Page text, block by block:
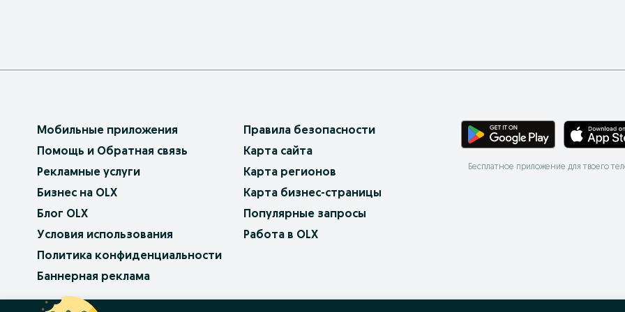
Мобильные приложения
Помощь и Обратная связь
Рекламные услуги
Бизнес на OLX
Блог OLX
Условия использования
Политика конфиденциальности
Баннерная реклама
Правила безопасности
Карта сайта
Карта регионов
Карта бизнес-страницы
Популярные запросы
Работа в OLX
Бесплатное приложение для твоего